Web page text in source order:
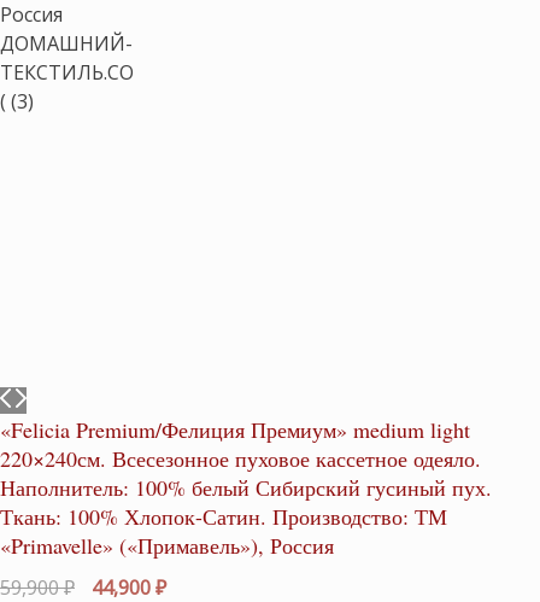
«Felicia Premium/Фелиция Премиум» medium light
220×240см. Всесезонное пуховое кассетное одеяло.
Наполнитель: 100% белый Сибирский гусиный пух.
Ткань: 100% Хлопок-Сатин. Производство: ТМ
«Primavelle» («Примавель»), Россия
59,900₽
Первоначальная
44,900₽Текущая